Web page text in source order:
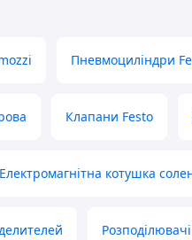
Пневмоциліндри
Клапани Festo
Електромагнітна котушка